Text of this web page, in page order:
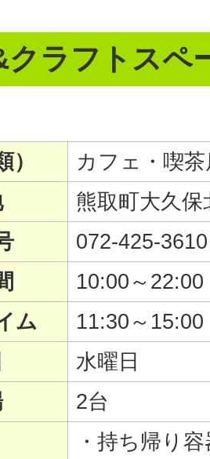
クラフトスペ
カフェ・喫茶
熊取町大久保
072-425-3610
10:00～22:00
ム
11:30～15:00
水曜日
2台
・持ち帰り